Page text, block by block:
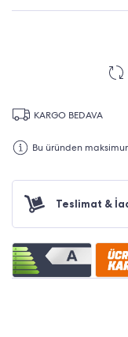
KARGO BEDAVA
Bu üründen
Teslimat &